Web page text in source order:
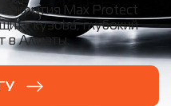
покрытия Max Protect
кузова, глубокий
в Алматы.